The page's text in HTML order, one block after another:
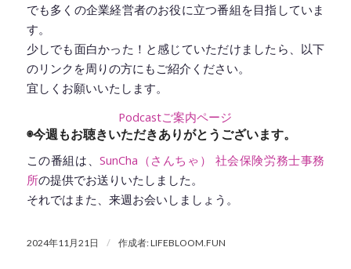
でも多くの企業経営者のお役に立つ番組を目指していま
す。
少しでも面白かった！と感じていただけましたら、以下
のリンクを周りの方にもご紹介ください。
宜しくお願いいたします。
Podcastご案内ページ
◉今週もお聴きいただきありがとうございます。
この番組は、SunCha（さんちゃ） 社会保険労務士事務
所の提供でお送りいたしました。
それではまた、来週お会いしましょう。
2024年11月21日 / 作成者:LIFEBLOOM.FUN